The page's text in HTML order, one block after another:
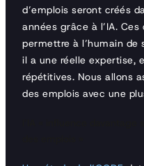
d’emplois seront créés
années grâce à l’IA.
permettre à l’humain de
il a une réelle expertise,
répétitives. Nous allons
des emplois avec une